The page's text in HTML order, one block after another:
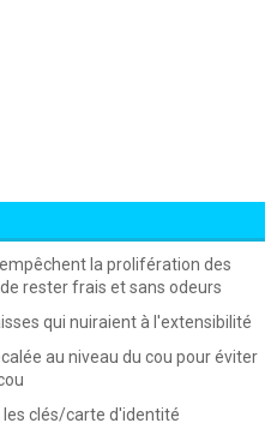
la prolifération des
rester frais et sans odeurs
qui nuiraient à l'extensibilité
au niveau du cou pour éviter
les clés/carte d'identité